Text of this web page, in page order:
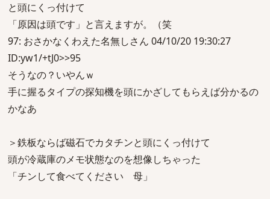
と頭にくっ付けて
「原因は頭です」と言えますが。（笑
97: おさかなくわえた名無しさん 04/10/20 19:30:27
ID:yw1/+tJ0>>95
そうなの？いやんｗ
手に握るタイプの探知機を頭にかざしてもらえば分かるの
かなあ
＞鉄板ならば磁石でカタチンと頭にくっ付けて
頭が冷蔵庫のメモ状態なのを想像しちゃった
「チンして食べてください 母」